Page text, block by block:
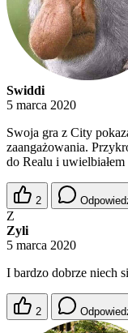
Swiddi
5 marca 2020
Swoja gra z City
zaangażowania.
do Realu i
2
Z
Zyli
5 marca 2020
I bardzo dobrze niech
2